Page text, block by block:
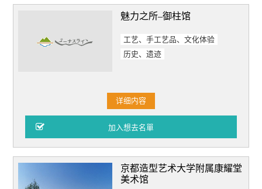
魅力之所–御柱馆
工艺、手工艺品、文化体验
历史、遗迹
详细内容
京都造型艺术大学附属康耀堂
美术馆